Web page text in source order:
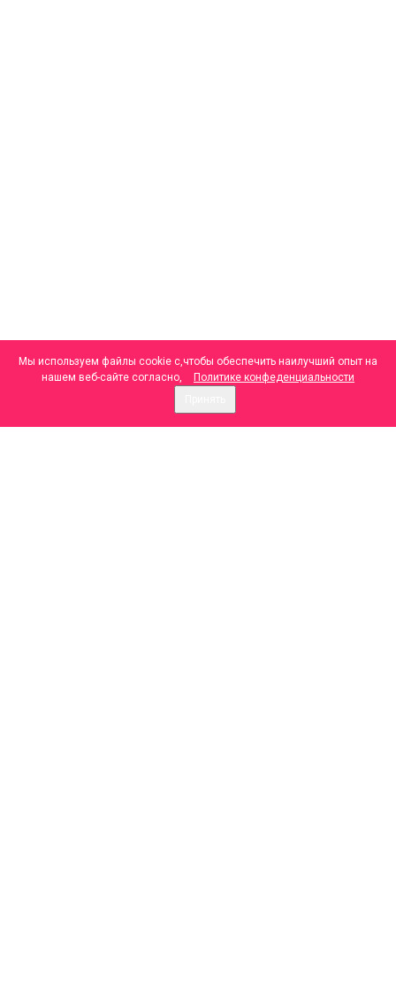
Мы используем файлы cookie с,чтобы обеспечить наилучший опыт на
нашем веб-сайте согласно,
Политике конфеденциальности